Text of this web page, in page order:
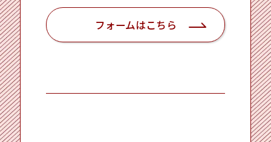
フォームはこちら